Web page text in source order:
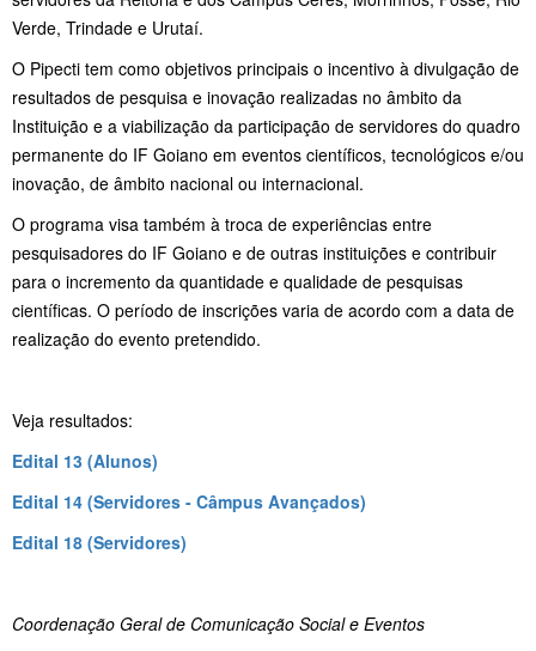
Verde, Trindade e Urutaí.
O Pipecti tem como objetivos principais o incentivo à divulgação de
resultados de pesquisa e inovação realizadas no âmbito da
Instituição e a viabilização da participação de servidores do quadro
permanente do IF Goiano em eventos científicos, tecnológicos e/ou
inovação, de âmbito nacional ou internacional.
O programa visa também à troca de experiências entre
pesquisadores do IF Goiano e de outras instituições e contribuir
para o incremento da quantidade e qualidade de pesquisas
científicas. O período de inscrições varia de acordo com a data de
realização do evento pretendido.
Veja resultados:
Edital 13 (Alunos)
Edital 14 (Servidores - Câmpus Avançados)
Edital 18 (Servidores)
Coordenação Geral de Comunicação Social e Eventos